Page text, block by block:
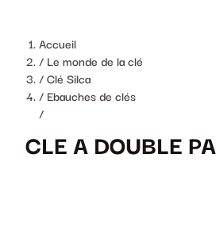
Accueil
Le monde de la clé
Clé Silca
Ebauches de clés
/
CLE A DOUBLE